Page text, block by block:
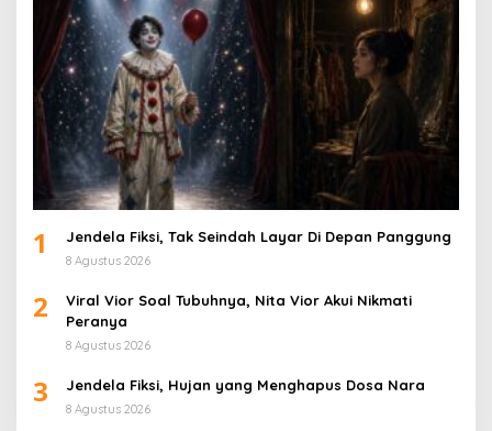
1 Jendela Fiksi, Tak Seindah Layar Di Depan Panggung
8 Agustus 2026
2
Viral Vior Soal Tubuhnya, Nita Vior Akui Nikmati
Peranya
8 Agustus 2026
3 Jendela Fiksi, Hujan yang Menghapus Dosa Nara
8 Agustus 2026